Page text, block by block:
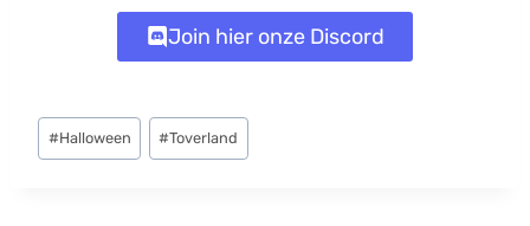
Join hier onze Discord
Bericht
tags:
#Halloween #Toverland